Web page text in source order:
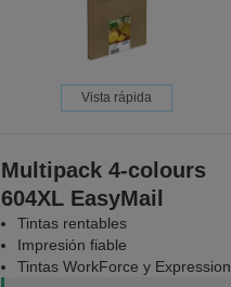
Vista rápida
Multipack 4-colours
604XL EasyMail
Tintas rentables
Impresión fiable
Tintas WorkForce y Expression